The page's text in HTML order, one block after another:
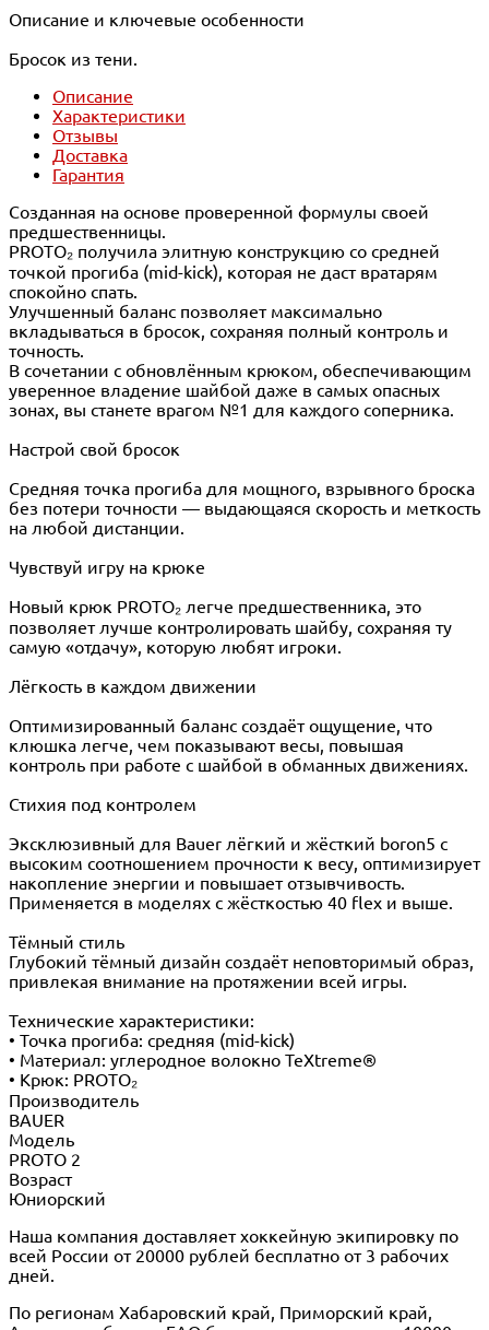
Описание и ключевые особенности
Бросок из тени.
Описание
Характеристики
Отзывы
Доставка
Гарантия
Созданная на основе проверенной формулы своей
предшественницы.
PROTO₂ получила элитную конструкцию со средней
точкой прогиба (mid-kick), которая не даст вратарям
спокойно спать.
Улучшенный баланс позволяет максимально
вкладываться в бросок, сохраняя полный контроль и
точность.
В сочетании с обновлённым крюком, обеспечивающим
уверенное владение шайбой даже в самых опасных
зонах, вы станете врагом №1 для каждого соперника.
Настрой свой бросок
Средняя точка прогиба для мощного, взрывного броска
без потери точности — выдающаяся скорость и меткость
на любой дистанции.
Чувствуй игру на крюке
Новый крюк PROTO₂ легче предшественника, это
позволяет лучше контролировать шайбу, сохраняя ту
самую «отдачу», которую любят игроки.
Лёгкость в каждом движении
Оптимизированный баланс создаёт ощущение, что
клюшка легче, чем показывают весы, повышая
контроль при работе с шайбой в обманных движениях.
Стихия под контролем
Эксклюзивный для Bauer лёгкий и жёсткий boron5 с
высоким соотношением прочности к весу, оптимизирует
накопление энергии и повышает отзывчивость.
Применяется в моделях с жёсткостью 40 flex и выше.
Тёмный стиль
Глубокий тёмный дизайн создаёт неповторимый образ,
привлекая внимание на протяжении всей игры.
Технические характеристики:
• Точка прогиба: средняя (mid-kick)
• Материал: углеродное волокно TeXtreme®
• Крюк: PROTO₂
Производитель
BAUER
Модель
PROTO 2
Возраст
Юниорский
Наша компания доставляет хоккейную экипировку по
всей России от 20000 рублей бесплатно от 3 рабочих
дней.
По регионам Хабаровский край, Приморский край,